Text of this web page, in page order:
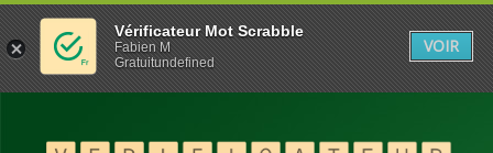
Vérificateur Mot Scrabble
Fabien M
Gratuitundefined
VOIR